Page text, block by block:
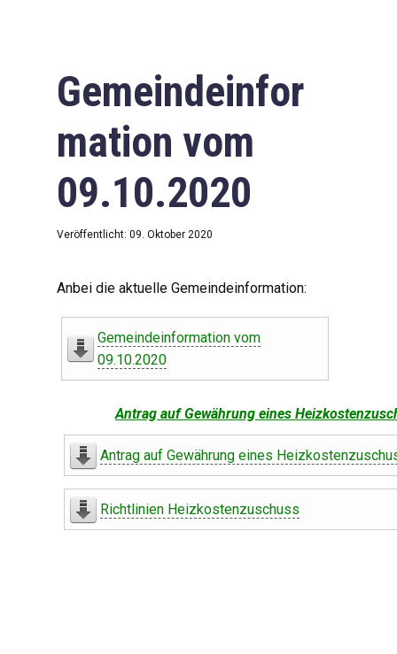
Gemeindeinfor
mation vom
09.10.2020
Veröffentlicht: 09. Oktober 2020
Anbei die aktuelle Gemeindeinformation:
Gemeindeinformation vom
09.10.2020
Antrag auf Gewährung eines
Antrag auf Gewährung eines
Richtlinien Heizkostenzuschuss